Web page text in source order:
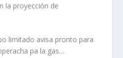
la proyección de
limitado avisa pronto para
pa la gas…